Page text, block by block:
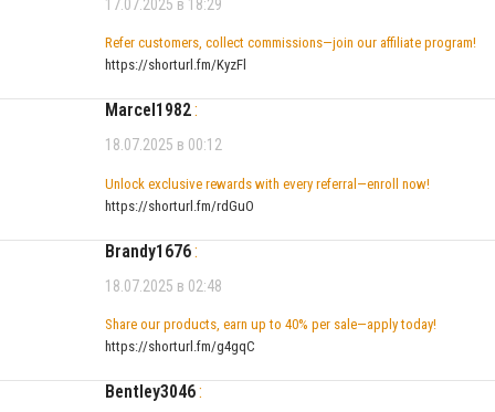
17.07.2025 в 18:29
Refer customers, collect commissions—join our affiliate program!
https://shorturl.fm/KyzFl
Marcel1982:
18.07.2025 в 00:12
Unlock exclusive rewards with every referral—enroll now!
https://shorturl.fm/rdGuO
Brandy1676:
18.07.2025 в 02:48
Share our products, earn up to 40% per sale—apply today!
https://shorturl.fm/g4gqC
Bentley3046: